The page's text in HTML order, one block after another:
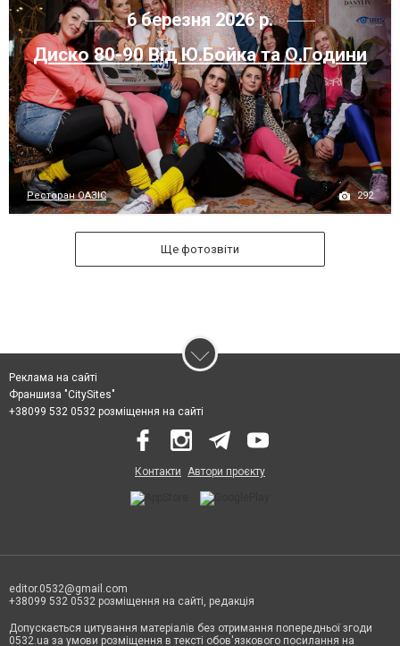
6 березня 2026 р.
Диско 80-90 Від Ю.Бойка та О.Години
Ресторан ОАЗІС 292
Ще фотозвіти
Реклама на сайті
Франшиза "CitySites"
+38099 532 0532 розміщення на сайті
Контакти Автори проєкту
editor.0532@gmail.com
+38099 532 0532 розміщення на сайті, редакція
Допускається цитування матеріалів без отримання попередньої згоди
0532.ua за умови розміщення в тексті обов'язкового посилання на